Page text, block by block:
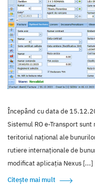
Începând cu data de
Sistemul RO e-Transport
teritoriul național ale
rutiere internaționale de
modificat aplicația Nexus [...]
Citește mai mult